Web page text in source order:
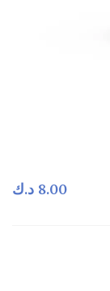
8.00 د.ك